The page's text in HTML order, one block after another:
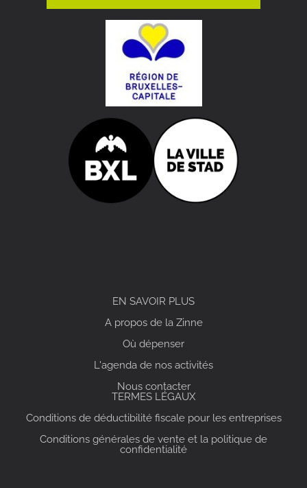
EN SAVOIR PLUS
A propos de la Zinne
Où dépenser
L'agenda de nos activités
Nous contacter
TERMES LÉGAUX
Conditions de déductibilité fiscale pour les entreprises
Conditions générales de vente et la politique de
confidentialité